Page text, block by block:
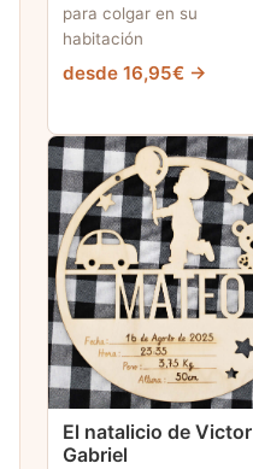
para colgar en su
habitación
desde 16,95€ →
El natalicio de Victor
Gabriel